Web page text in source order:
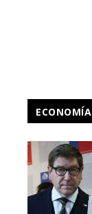
ECONOMÍA